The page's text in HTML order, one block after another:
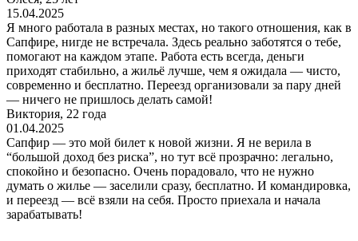
15.04.2025
Я много работала в разных местах, но такого отношения, как в
Сапфире, нигде не встречала. Здесь реально заботятся о тебе,
помогают на каждом этапе. Работа есть всегда, деньги
приходят стабильно, а жильё лучше, чем я ожидала — чисто,
современно и бесплатно. Переезд организовали за пару дней
— ничего не пришлось делать самой!
Виктория, 22 года
01.04.2025
Сапфир — это мой билет к новой жизни. Я не верила в
“большой доход без риска”, но тут всё прозрачно: легально,
спокойно и безопасно. Очень порадовало, что не нужно
думать о жилье — заселили сразу, бесплатно. И командировка,
и переезд — всё взяли на себя. Просто приехала и начала
зарабатывать!